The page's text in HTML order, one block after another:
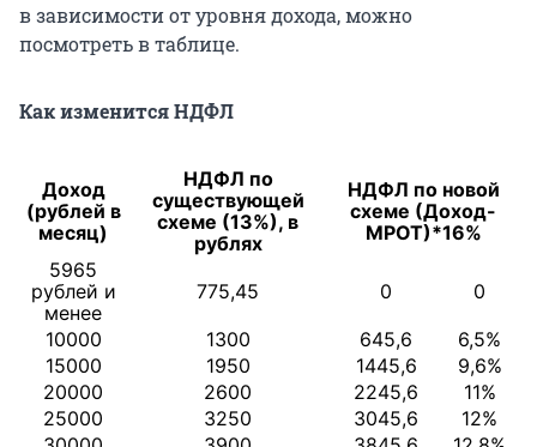
в зависимости от уровня дохода, можно
посмотреть в таблице.
Как изменится НДФЛ
Доход
(рублей в
месяц)
НДФЛ по
существующей
схеме (13%), в
рублях
НДФЛ по новой
схеме (Доход-
МРОТ)*16%
5965
рублей и
менее
775,45 0
0
10000
1300 645,6
6,5%
15000
1950 1445,6
9,6%
20000
2600 2245,6
11%
25000
3250 3045,6
12%